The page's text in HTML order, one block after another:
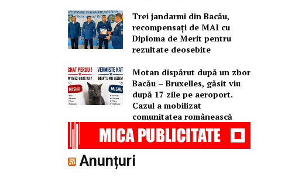
Trei jandarmi din Bacău,
recompensați de MAI cu
Diploma de Merit pentru
rezultate deosebite
Motan dispărut după un zbor
Bacău – Bruxelles, găsit viu
după 17 zile pe aeroport.
Cazul a mobilizat
comunitatea românească
Anunțuri